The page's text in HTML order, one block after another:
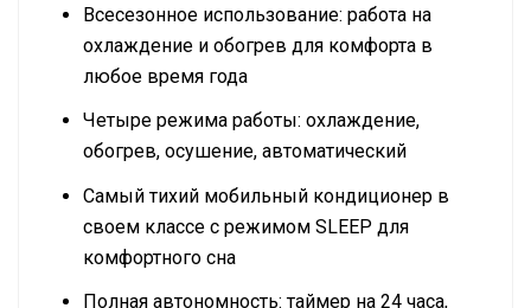
Всесезонное использование: работа на
охлаждение и обогрев для комфорта в
любое время года
Четыре режима работы: охлаждение,
обогрев, осушение, автоматический
Самый тихий мобильный кондиционер в
своем классе с режимом SLEEP для
комфортного сна
Полная автономность: таймер на 24 часа,